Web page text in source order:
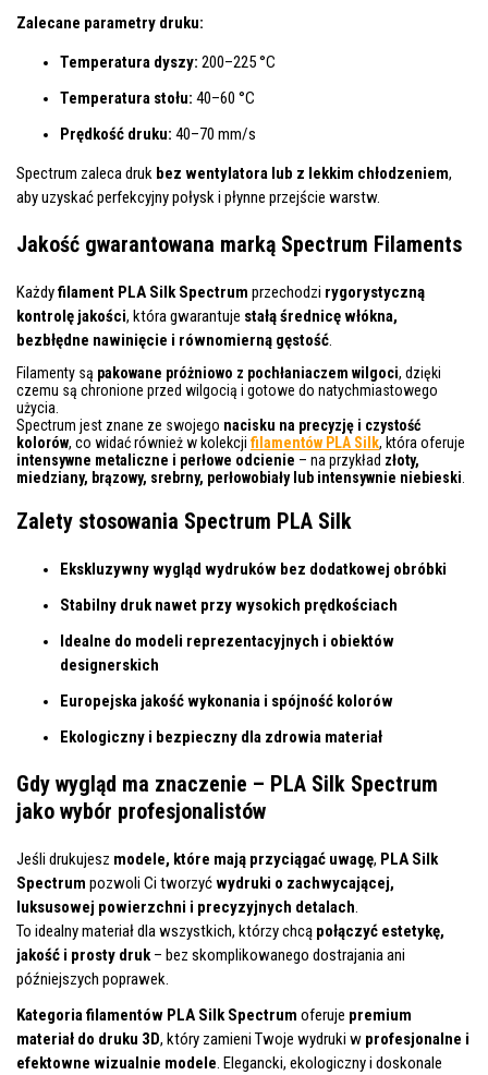
Zalecane parametry druku:
Temperatura dyszy: 200–225 °C
Temperatura stołu: 40–60 °C
Prędkość druku: 40–70 mm/s
Spectrum zaleca druk bez wentylatora lub z lekkim chłodzeniem,
aby uzyskać perfekcyjny połysk i płynne przejście warstw.
Jakość gwarantowana marką Spectrum Filaments
Każdyfilament PLA Silk Spectrum przechodzi rygorystyczną
kontrolę jakości, która gwarantuje stałą średnicę włókna,
bezbłędne nawinięcie i równomierną gęstość.
Filamenty są pakowane próżniowo z pochłaniaczem wilgoci, dzięki
czemu są chronione przed wilgocią i gotowe do natychmiastowego
użycia.
Spectrum jest znane ze swojego nacisku na precyzję i czystość
kolorów, co widać również w kolekcji filamentów PLA Silk, która oferuje
intensywne metaliczne i perłowe odcienie – na przykład złoty,
miedziany, brązowy, srebrny, perłowobiały lub intensywnie niebieski
Zalety stosowania Spectrum PLA Silk
Ekskluzywny wygląd wydruków bez dodatkowej obróbki
Stabilny druk nawet przy wysokich prędkościach
Idealne do modeli reprezentacyjnych i obiektów
designerskich
Europejska jakość wykonania i spójność kolorów
Ekologiczny i bezpieczny dla zdrowia materiał
Gdy wygląd ma znaczenie – PLA Silk Spectrum
jako wybór profesjonalistów
Jeśli drukujesz modele, które mają przyciągać uwagę, PLA Silk
Spectrum pozwoli Ci tworzyćwydruki o zachwycającej,
luksusowej powierzchni i precyzyjnych detalach.
To idealny materiał dla wszystkich, którzy chcą połączyć estetykę,
jakość i prosty druk– bez skomplikowanego dostrajania ani
późniejszych poprawek.
Kategoria filamentów PLA Silk Spectrum oferuje premium
materiał do druku 3D, który zamieni Twoje wydruki w profesjonalne i
efektowne wizualnie modele. Elegancki, ekologiczny i doskonale